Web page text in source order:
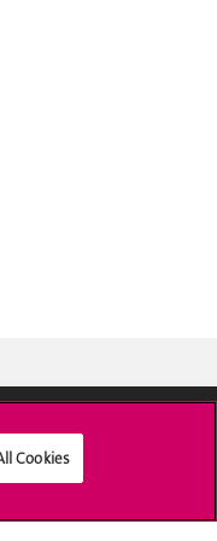
Cookies